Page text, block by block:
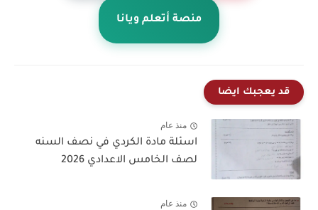
منصة أتعلم ويانا
قد يعجبك ايضا
منذ عام
اسئلة مادة الكردي في نصف السنه
لصف الخامس الاعدادي 2026
منذ عام